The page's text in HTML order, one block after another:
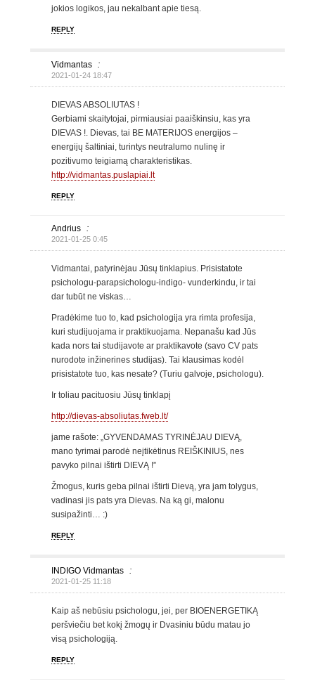
jokios logikos, jau nekalbant apie tiesą.
REPLY
Vidmantas :
2021-01-24 18:47
DIEVAS ABSOLIUTAS !
Gerbiami skaitytojai, pirmiausiai paaiškinsiu, kas yra
DIEVAS !. Dievas, tai BE MATERIJOS energijos –
energijų šaltiniai, turintys neutralumo nulinę ir
pozitivumo teigiamą charakteristikas.
http://vidmantas.puslapiai.lt
REPLY
Andrius :
2021-01-25 0:45
Vidmantai, patyrinėjau Jūsų tinklapius. Prisistatote
psichologu-parapsichologu-indigo- vunderkindu, ir tai
dar tubūt ne viskas…
Pradėkime tuo to, kad psichologija yra rimta profesija,
kuri studijuojama ir praktikuojama. Nepanašu kad Jūs
kada nors tai studijavote ar praktikavote (savo CV pats
nurodote inžinerines studijas). Tai klausimas kodėl
prisistatote tuo, kas nesate? (Turiu galvoje, psichologu).
Ir toliau pacituosiu Jūsų tinklapį
http://dievas-absoliutas.fweb.lt/
jame rašote: „GYVENDAMAS TYRINĖJAU DIEVĄ,
mano tyrimai parodė neįtikėtinus REIŠKINIUS, nes
pavyko pilnai ištirti DIEVĄ !”
Žmogus, kuris geba pilnai ištirti Dievą, yra jam tolygus,
vadinasi jis pats yra Dievas. Na ką gi, malonu
susipažinti… :)
REPLY
INDIGO Vidmantas :
2021-01-25 11:18
Kaip aš nebūsiu psichologu, jei, per BIOENERGETIKĄ
peršviečiu bet kokį žmogų ir Dvasiniu būdu matau jo
visą psichologiją.
REPLY